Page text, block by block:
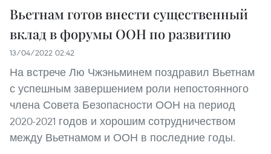
Вьетнам готов внести существенный
вклад в форумы ООН по развитию
13/04/2022 02:42
На встрече Лю Чжэньминем поздравил Вьетнам
с успешным завершением роли непостоянного
члена Совета Безопасности ООН на период
2020-2021 годов и хорошим сотрудничеством
между Вьетнамом и ООН в последние годы.